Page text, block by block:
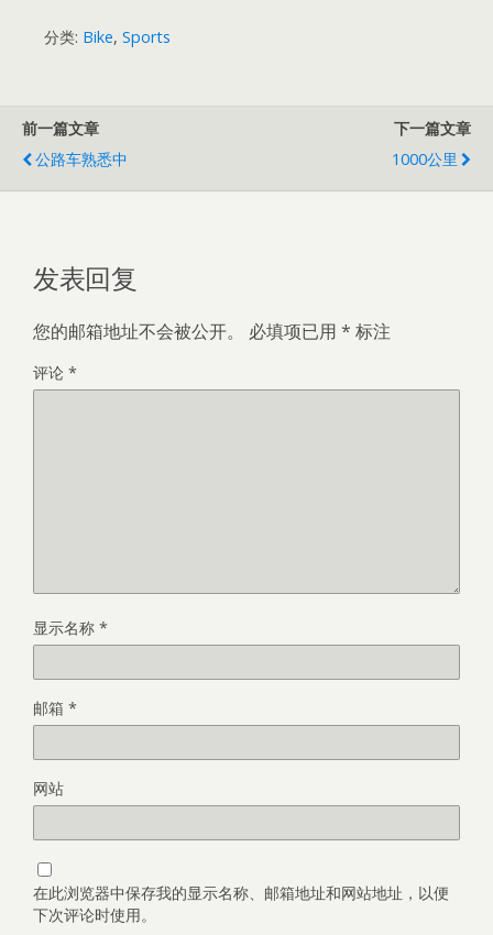
分类: Bike, Sports
前一篇文章
公路车熟悉中
下一篇文章
1000公里
发表回复
您的邮箱地址不会被公开。 必填项已用 * 标注
评论 *
显示名称 *
邮箱 *
网站
在此浏览器中保存我的显示名称、邮箱地址和网站地址，以便
下次评论时使用。